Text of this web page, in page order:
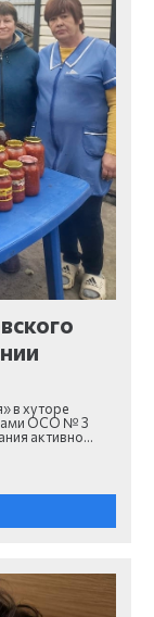
в хуторе
ОСО № 3
активно…